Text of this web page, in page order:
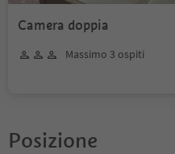
Camera doppia
Massimo 3 ospiti
Posizione